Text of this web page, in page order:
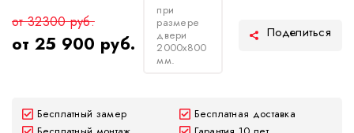
от 32300 руб.
от 25 900 руб.
при
размере
двери
2000х800
мм.
Бесплатный замер
Бесплатная доставка